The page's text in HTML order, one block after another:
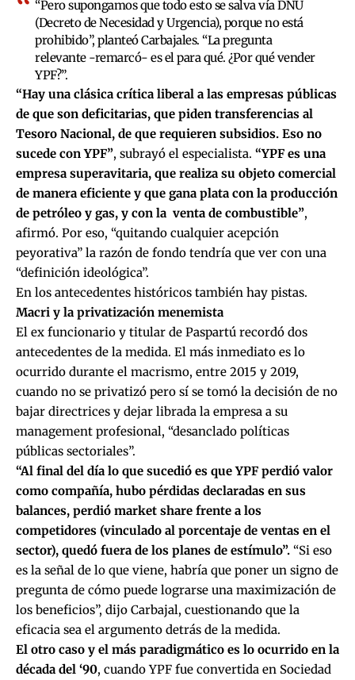
“Pero supongamos que todo esto se salva vía DNU
(Decreto de Necesidad y Urgencia), porque no está
prohibido”, planteó Carbajales. “La pregunta
relevante -remarcó- es el para qué. ¿Por qué vender
YPF?”.
“Hay una clásica crítica liberal a las empresas públicas
de que son deficitarias, que piden transferencias al
Tesoro Nacional, de que requieren subsidios. Eso no
sucede con YPF”, subrayó el especialista. “YPF es una
empresa superavitaria, que realiza su objeto comercial
de manera eficiente y que gana plata con la producción
de petróleo y gas, y con la venta de combustible”,
afirmó. Por eso, “quitando cualquier acepción
peyorativa” la razón de fondo tendría que ver con una
“definición ideológica”.
En los antecedentes históricos también hay pistas.
Macri y la privatización menemista
El ex funcionario y titular de Paspartú recordó dos
antecedentes de la medida. El más inmediato es lo
ocurrido durante el macrismo, entre 2015 y 2019,
cuando no se privatizó pero sí se tomó la decisión de no
bajar directrices y dejar librada la empresa a su
management profesional, “desanclado políticas
públicas sectoriales”.
“Al final del día lo que sucedió es que YPF perdió valor
como compañía, hubo pérdidas declaradas en sus
balances, perdió market share frente a los
competidores (vinculado al porcentaje de ventas en el
sector), quedó fuera de los planes de estímulo”. “Si eso
es la señal de lo que viene, habría que poner un signo de
pregunta de cómo puede lograrse una maximización de
los beneficios”, dijo Carbajal, cuestionando que la
eficacia sea el argumento detrás de la medida.
El otro caso y el más paradigmático es lo ocurrido en la
década del ‘90, cuando YPF fue convertida en Sociedad